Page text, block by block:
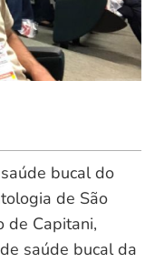
bucal do
de São
de Capitani,
saúde bucal da